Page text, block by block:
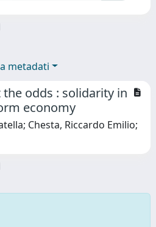
metadati
odds : solidarity in
economy
Chesta, Riccardo Emilio;